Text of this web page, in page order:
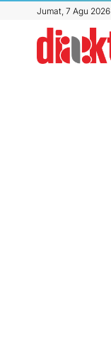
Jumat, 7 Agu 2026